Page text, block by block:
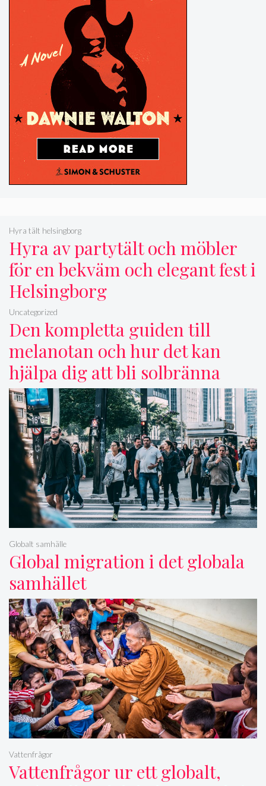
Hyra av partytält och möbler
för en bekväm och elegant fest i
Helsingborg
Hyra tält helsingborg
Den kompletta guiden till
melanotan och hur det kan
hjälpa dig att bli solbränna
Uncategorized
Global migration i det globala
samhället
Globalt samhälle
Vattenfrågor ur ett globalt,
Vattenfrågor